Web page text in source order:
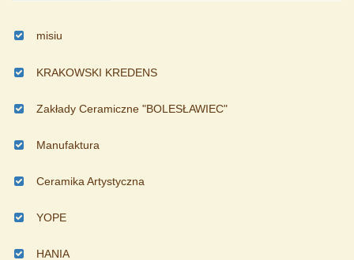
misiu
KRAKOWSKI KREDENS
Zakłady Ceramiczne "BOLESŁAWIEC"
Manufaktura
Ceramika Artystyczna
YOPE
HANIA